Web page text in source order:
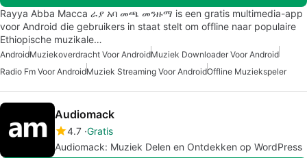
Rayya Abba Macca ራያ አባ መጫ መንዙማ is een gratis multimedia-app
voor Android die gebruikers in staat stelt om offline naar populaire
Ethiopische muzikale…
AndroidMuziekoverdracht Voor AndroidMuziek Downloader Voor Android
Radio Fm Voor AndroidMuziek Streaming Voor AndroidOffline Muziekspeler
Audiomack
4.7 Gratis
Audiomack: Muziek Delen en Ontdekken op WordPress